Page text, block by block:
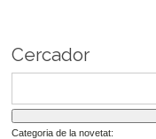
Cercador
Categoria de la novetat: